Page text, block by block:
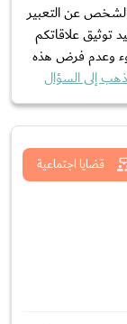
عن التعبير
توثيق علاقاتكم
وعدم فرض هذه
إلى السؤال
قضايا اجتماعية